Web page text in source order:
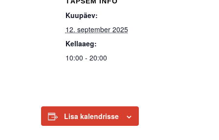
Kuupäev:
12. september 2025
Kellaaeg:
10:00 - 20:00
Lisa kalendrisse